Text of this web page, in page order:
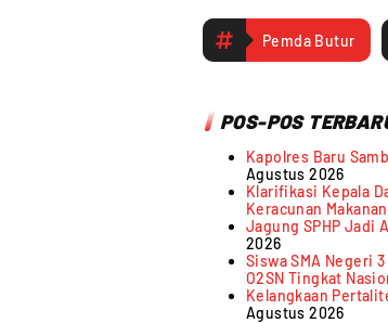
Pemda Butur
POS-POS
Kapolres Baru
Agustus 2026
Klarifikasi Kepala
Keracunan Makanan
Jagung SPHP Jadi
2026
Siswa SMA Negeri
O2SN Tingkat
Kelangkaan
Agustus 2026